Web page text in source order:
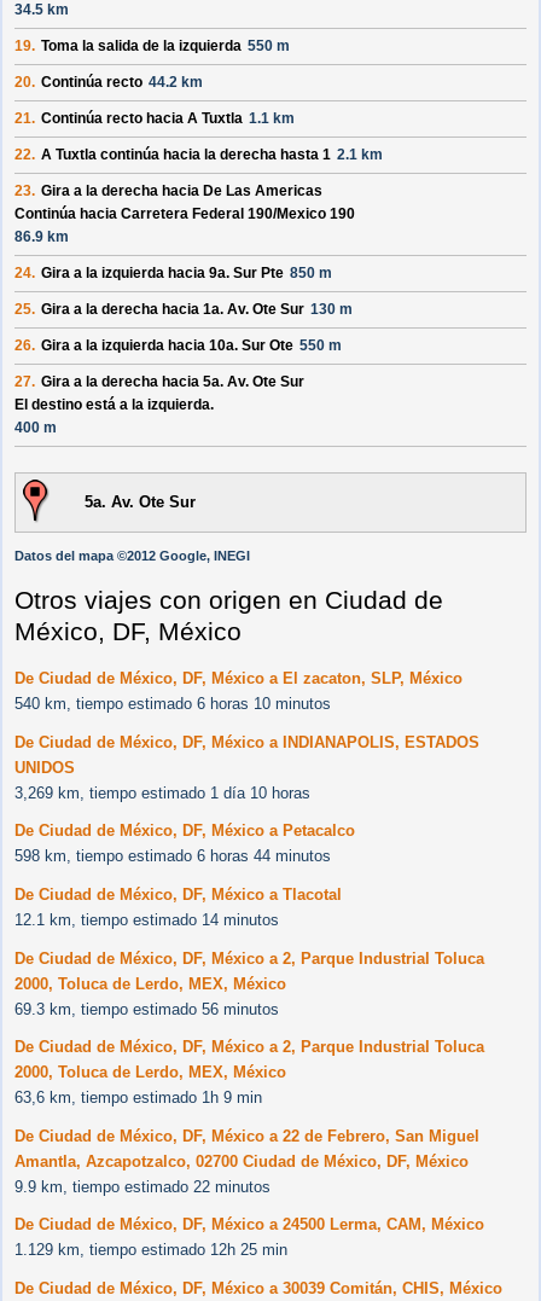
34.5 km
19. Toma la salida de la izquierda 550 m
20. Continúa recto 44.2 km
21. Continúa recto hacia A Tuxtla 1.1 km
22. A Tuxtla continúa hacia la derecha hasta 1 2.1 km
23. Gira a la derecha hacia De Las Americas
Continúa hacia Carretera Federal 190/Mexico 190
86.9 km
24. Gira a la izquierda hacia 9a. Sur Pte 850 m
25. Gira a la derecha hacia 1a. Av. Ote Sur 130 m
26. Gira a la izquierda hacia 10a. Sur Ote 550 m
27. Gira a la derecha hacia 5a. Av. Ote Sur
El destino está a la izquierda.
400 m
5a. Av. Ote Sur
Datos del mapa ©2012 Google, INEGI
Otros viajes con origen en Ciudad de
México, DF, México
De Ciudad de México, DF, México a El zacaton, SLP, México
540 km, tiempo estimado 6 horas 10 minutos
De Ciudad de México, DF, México a INDIANAPOLIS, ESTADOS
UNIDOS
3,269 km, tiempo estimado 1 día 10 horas
De Ciudad de México, DF, México a Petacalco
598 km, tiempo estimado 6 horas 44 minutos
De Ciudad de México, DF, México a Tlacotal
12.1 km, tiempo estimado 14 minutos
De Ciudad de México, DF, México a 2, Parque Industrial Toluca
2000, Toluca de Lerdo, MEX, México
69.3 km, tiempo estimado 56 minutos
De Ciudad de México, DF, México a 2, Parque Industrial Toluca
2000, Toluca de Lerdo, MEX, México
63,6 km, tiempo estimado 1h 9 min
De Ciudad de México, DF, México a 22 de Febrero, San Miguel
Amantla, Azcapotzalco, 02700 Ciudad de México, DF, México
9.9 km, tiempo estimado 22 minutos
De Ciudad de México, DF, México a 24500 Lerma, CAM, México
1.129 km, tiempo estimado 12h 25 min
De Ciudad de México, DF, México a 30039 Comitán, CHIS, México